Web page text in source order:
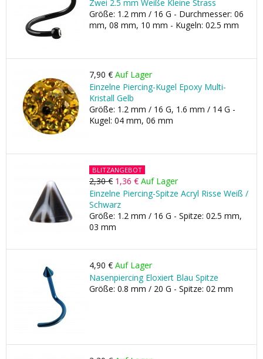
Zwei 2.5 mm Weiße Kleine Strass
Größe: 1.2 mm / 16 G - Durchmesser: 06
mm, 08 mm, 10 mm - Kugeln: 02.5 mm
7,90 € Auf Lager
Einzelne Piercing-Kugel Epoxy Multi-
Kristall Gelb
Größe: 1.2 mm / 16 G, 1.6 mm / 14 G -
Kugel: 04 mm, 06 mm
BLITZANGEBOT
2,30 € 1,36 € Auf Lager
Einzelne Piercing-Spitze Acryl Risse Weiß /
Schwarz
Größe: 1.2 mm / 16 G - Spitze: 02.5 mm,
03 mm
4,90 € Auf Lager
Nasenpiercing Eloxiert Blau Spitze
Größe: 0.8 mm / 20 G - Spitze: 02 mm